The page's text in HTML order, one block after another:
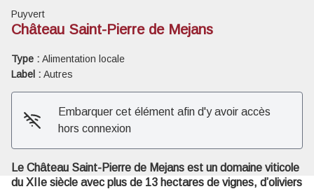
Puyvert
Château Saint-Pierre de Mejans
Type : Alimentation locale
Label : Autres
Embarquer cet élément afin d'y avoir accès
hors connexion
Le Château Saint-Pierre de Mejans est un domaine viticole
du XIIe siècle avec plus de 13 hectares de vignes, d’oliviers